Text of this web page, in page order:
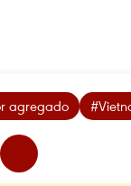
agregado